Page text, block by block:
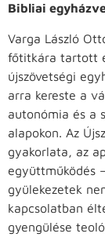
Bibliai
Varga László
főtitkára tartott
újszövetségi
arra kereste a
autonómia és a
alapokon. Az
gyakorlata, az
együttműködés
gyülekezetek
kapcsolatban
gyengülése